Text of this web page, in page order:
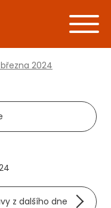
března 2024
z dalšího dne